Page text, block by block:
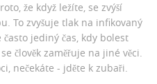
že když ležíte, se zvýší
To zvyšuje tlak na infikovaný
jediný čas, kdy bolest
člověk zaměřuje na jiné věci.
nečekáte - jděte k zubaři.